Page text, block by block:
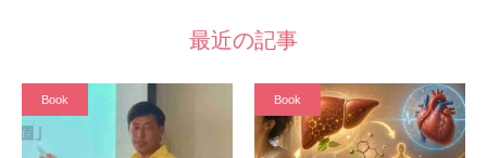
最近の記事
Book Book